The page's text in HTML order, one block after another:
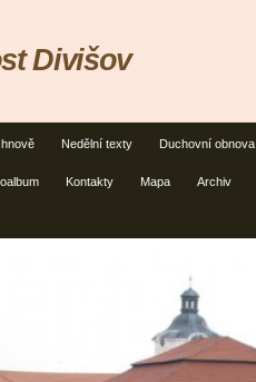
Nedělní texty Duchovní obnova
Kontakty Mapa Archiv
Divišov